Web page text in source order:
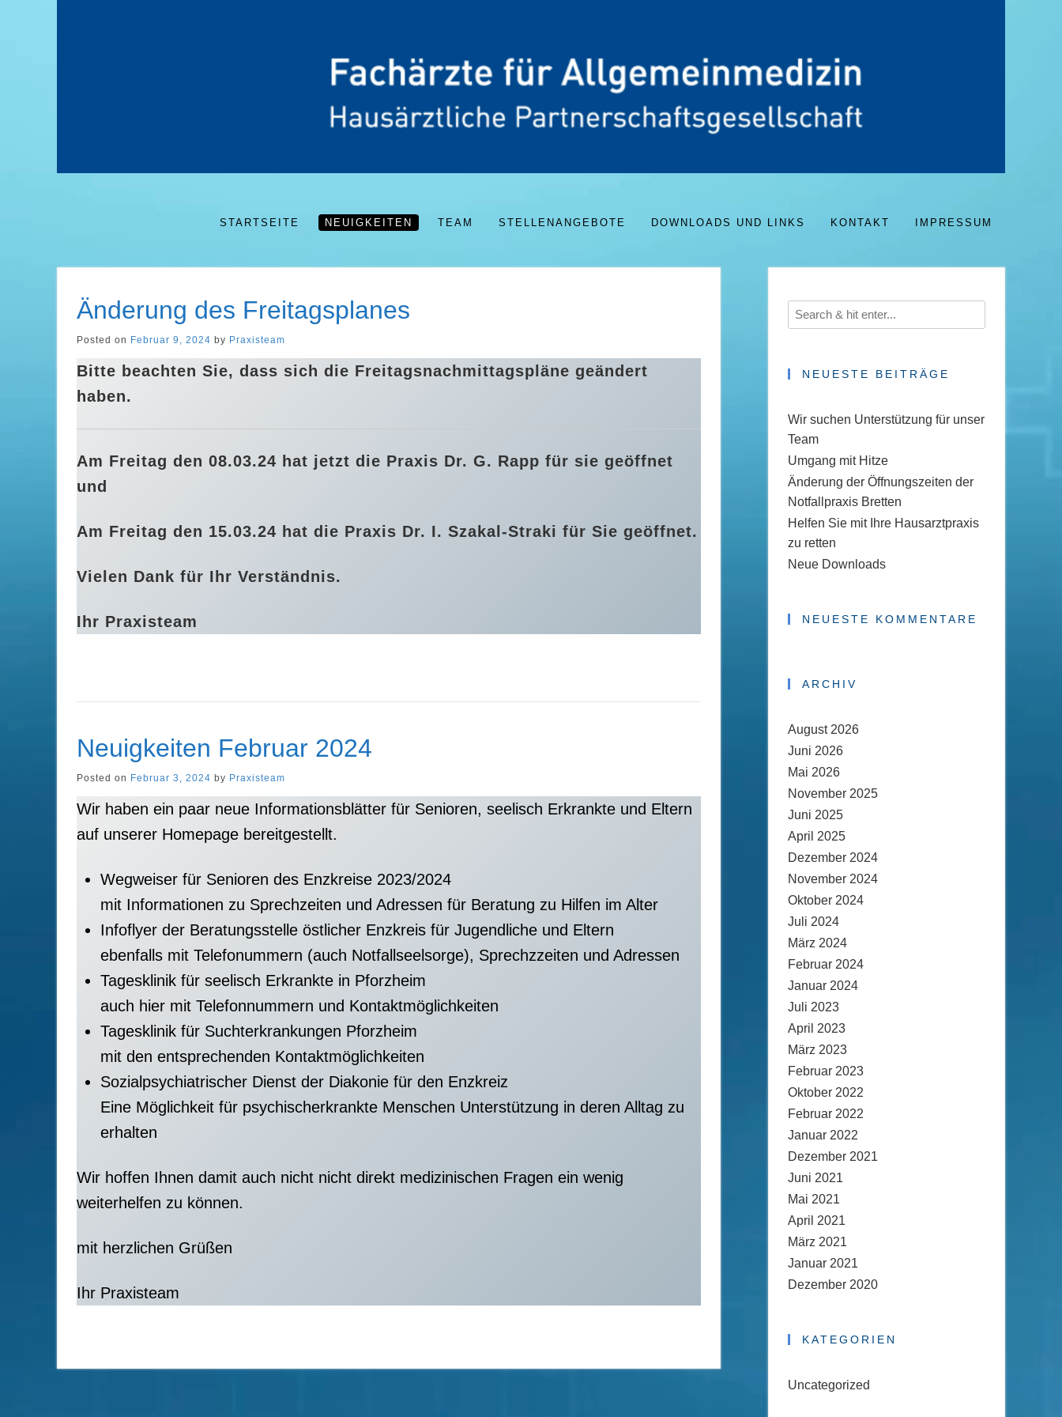
STARTSEITE NEUIGKEITEN TEAM STELLENANGEBOTE DOWNLOADS UND LINKS KONTAKT IMPRESSUM
Änderung des Freitagsplanes
Posted on Februar 9, 2024 by Praxisteam
Bitte beachten Sie, dass sich die Freitagsnachmittagspläne geändert
haben.
Am Freitag den 08.03.24 hat jetzt die Praxis Dr. G. Rapp für sie geöffnet
und
Am Freitag den 15.03.24 hat die Praxis Dr. I. Szakal-Straki für Sie geöffnet.
Vielen Dank für Ihr Verständnis.
Ihr Praxisteam
Neuigkeiten Februar 2024
Posted on Februar 3, 2024 by Praxisteam
Wir haben ein paar neue Informationsblätter für Senioren, seelisch Erkrankte und Eltern
auf unserer Homepage bereitgestellt.
Wegweiser für Senioren des Enzkreise 2023/2024
mit Informationen zu Sprechzeiten und Adressen für Beratung zu Hilfen im Alter
Infoflyer der Beratungsstelle östlicher Enzkreis für Jugendliche und Eltern
ebenfalls mit Telefonummern (auch Notfallseelsorge), Sprechzzeiten und Adressen
Tagesklinik für seelisch Erkrankte in Pforzheim
auch hier mit Telefonnummern und Kontaktmöglichkeiten
Tagesklinik für Suchterkrankungen Pforzheim
mit den entsprechenden Kontaktmöglichkeiten
Sozialpsychiatrischer Dienst der Diakonie für den Enzkreiz
Eine Möglichkeit für psychischerkrankte Menschen Unterstützung in deren Alltag zu
erhalten
Wir hoffen Ihnen damit auch nicht nicht direkt medizinischen Fragen ein wenig
weiterhelfen zu können.
mit herzlichen Grüßen
Ihr Praxisteam
NEUESTE BEITRÄGE
Wir suchen Unterstützung für unser
Team
Umgang mit Hitze
Änderung der Öffnungszeiten der
Notfallpraxis Bretten
Helfen Sie mit Ihre Hausarztpraxis
zu retten
Neue Downloads
NEUESTE KOMMENTARE
ARCHIV
August 2026
Juni 2026
Mai 2026
November 2025
Juni 2025
April 2025
Dezember 2024
November 2024
Oktober 2024
Juli 2024
März 2024
Februar 2024
Januar 2024
Juli 2023
April 2023
März 2023
Februar 2023
Oktober 2022
Februar 2022
Januar 2022
Dezember 2021
Juni 2021
Mai 2021
April 2021
März 2021
Januar 2021
Dezember 2020
KATEGORIEN
Uncategorized